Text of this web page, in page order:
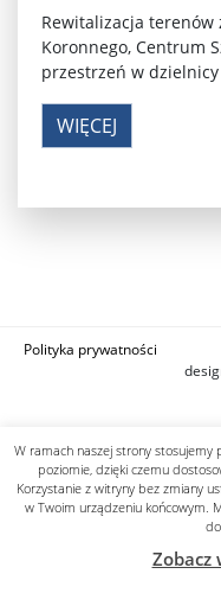
Rewitalizacja terenów
Koronnego, Centrum
przestrzeń w
WIĘCEJ
Polityka prywatności
W ramach naszej strony stosujemy
poziomie, dzięki czemu
Korzystanie z witryny bez zmiany
w Twoim urządzeniu końcowym.
Zobacz